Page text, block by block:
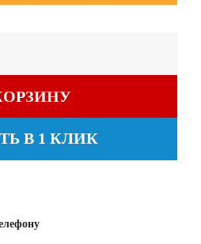
В 1 КЛИК